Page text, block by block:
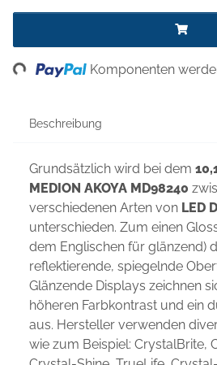
Komponenten
Beschreibung
Grundsätzlich wird bei dem
MEDION AKOYA MD98240
verschiedenen Arten von LED
unterschieden. Zum einen
dem Englischen für glänzend)
reflektierende, spiegelnde
Glänzende Displays zeichnen
höheren Farbkontrast und ein
aus. Hersteller verwenden
wie zum Beispiel: CrystalBrite,